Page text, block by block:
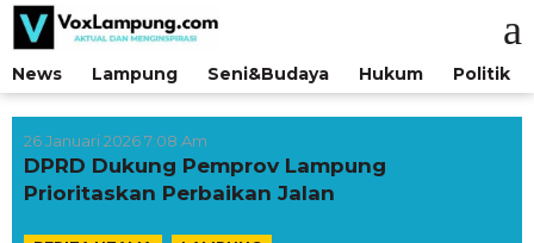
Lewati
konten
News
Lampung Seni&Budaya Hukum Politik
26 Januari 2026 7:08 Am
DPRD Dukung Pemprov Lampung
Prioritaskan Perbaikan Jalan